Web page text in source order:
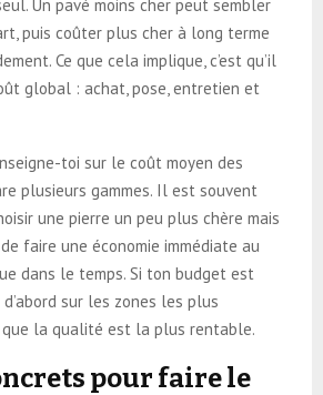
Un pavé moins cher peut sembler
puis coûter plus cher à long terme
Ce que cela implique, c’est qu’il
global : achat, pose, entretien et
toi sur le coût moyen des
plusieurs gammes. Il est souvent
une pierre un peu plus chère mais
faire une économie immédiate au
dans le temps. Si ton budget est
sur les zones les plus
la qualité est la plus rentable.
pour faire le